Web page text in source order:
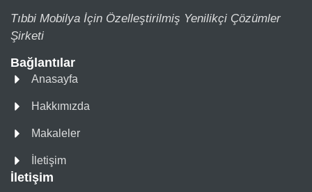
Tıbbi Mobilya İçin Özelleştirilmiş Yenilikçi Çözümler
Şirketi
Bağlantılar
Anasayfa
Hakkımızda
Makaleler
İletişim
İletişim